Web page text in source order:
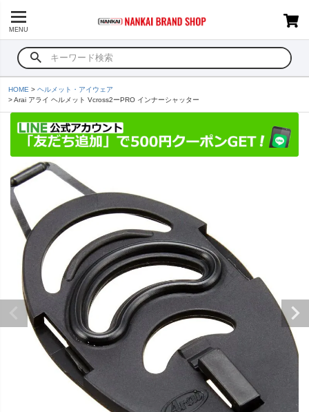
MENU
HOME
ヘルメット・アイウェア
Arai アライ ヘルメット Vcross2ーPRO インナーシャッター